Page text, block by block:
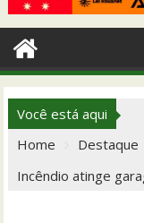
Você está aqui
Home
Destaque
Incêndio atinge